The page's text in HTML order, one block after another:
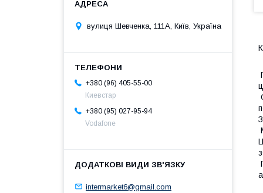
вулиця Шевченка, 111A, Київ, Україна
+380 (96) 405-55-00
Киевстар
+380 (95) 027-95-94
Vodafone
intermarket6@gmail.com